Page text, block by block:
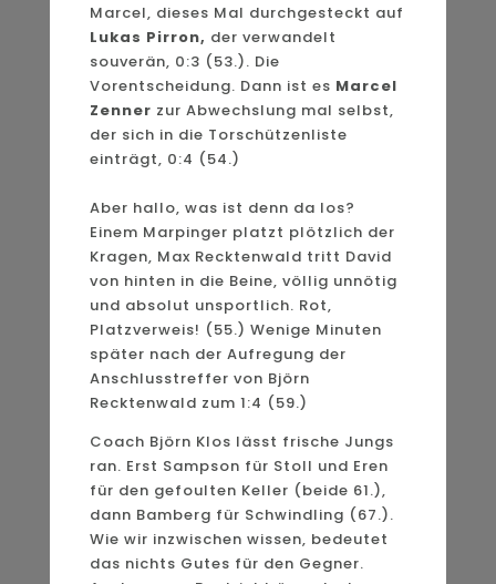
Marcel, dieses Mal durchgesteckt auf
Lukas Pirron, der verwandelt
souverän, 0:3 (53.). Die
Vorentscheidung. Dann ist es Marcel
Zenner zur Abwechslung mal selbst,
der sich in die Torschützenliste
einträgt, 0:4 (54.)
Aber hallo, was ist denn da los?
Einem Marpinger platzt plötzlich der
Kragen, Max Recktenwald tritt David
von hinten in die Beine, völlig unnötig
und absolut unsportlich. Rot,
Platzverweis! (55.) Wenige Minuten
später nach der Aufregung der
Anschlusstreffer von Björn
Recktenwald zum 1:4 (59.)
Coach Björn Klos lässt frische Jungs
ran. Erst Sampson für Stoll und Eren
für den gefoulten Keller (beide 61.),
dann Bamberg für Schwindling (67.).
Wie wir inzwischen wissen, bedeutet
das nichts Gutes für den Gegner.